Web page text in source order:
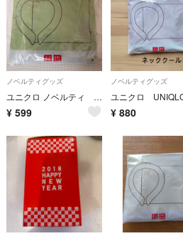
ノベルティグッズ
ユニクロ ノベルティ ネッククールリング 保冷ポーチセット オリーブ 新品未開封
¥ 599
ノベルティグッズ
¥ 880